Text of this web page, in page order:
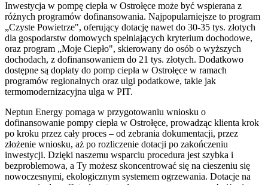
Inwestycja w pompę ciepła w Ostrołęce może być wspierana z
różnych programów dofinansowania. Najpopularniejsze to program
„Czyste Powietrze", oferujący dotację nawet do 30-35 tys. złotych
dla gospodarstw domowych spełniających kryterium dochodowe,
oraz program „Moje Ciepło", skierowany do osób o wyższych
dochodach, z dofinansowaniem do 21 tys. złotych. Dodatkowo
dostępne są dopłaty do pomp ciepła w Ostrołęce w ramach
programów regionalnych oraz ulgi podatkowe, takie jak
termomodernizacyjna ulga w PIT.
Neptun Energy pomaga w przygotowaniu wniosku o
dofinansowanie pompy ciepła w Ostrołęce, prowadząc klienta krok
po kroku przez cały proces – od zebrania dokumentacji, przez
złożenie wniosku, aż po rozliczenie dotacji po zakończeniu
inwestycji. Dzięki naszemu wsparciu procedura jest szybka i
bezproblemowa, a Ty możesz skoncentrować się na cieszeniu się
nowoczesnymi, ekologicznym systemem ogrzewania. Dotacje na